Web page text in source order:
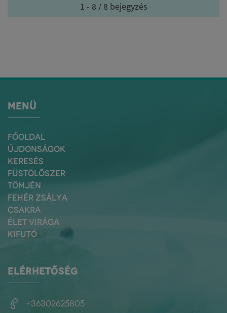
1 - 8 / 8 bejegyzés
MENÜ
FŐOLDAL
ÚJDONSÁGOK
KERESÉS
FÜSTÖLŐSZER
TÖMJÉN
FEHÉR ZSÁLYA
CSAKRA
ÉLET VIRÁGA
KIFUTÓ
ELÉRHETŐSÉG
+36302625805